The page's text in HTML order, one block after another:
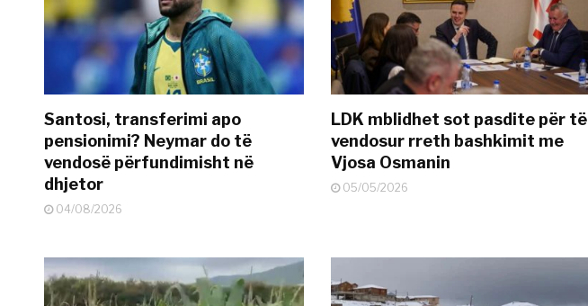
Santosi, transferimi apo
pensionimi? Neymar do të
vendosë përfundimisht në
dhjetor
04/08/2026
LDK mblidhet sot pasdite për të
vendosur rreth bashkimit me
Vjosa Osmanin
05/05/2026